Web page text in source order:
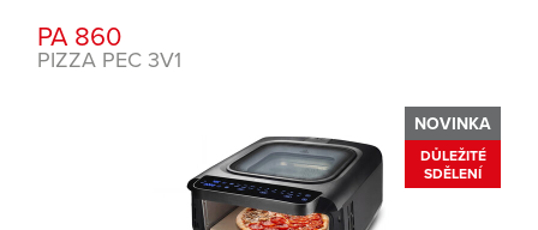
PA 860
PIZZA PEC 3V1
NOVINKA
DŮLEŽITÉ
SDĚLENÍ